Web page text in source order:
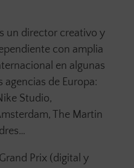
un director creativo y
con amplia
en algunas
agencias de Europa:
Studio,
The Martin
Prix (digital y